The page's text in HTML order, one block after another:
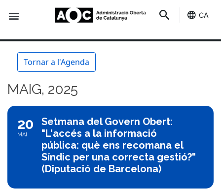
CA
Tornar a l'Agenda
MAIG, 2025
20
MAI
Setmana del Govern Obert:
"L'accés a la informació
pública: què ens recomana el
Síndic per una correcta gestió?"
(Diputació de Barcelona)